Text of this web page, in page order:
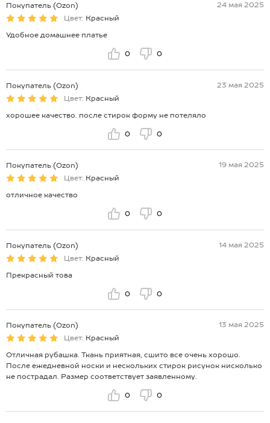
Покупатель (Ozon)
24 мая 2025
Цвет: Красный
Удобное домашнее платье
0 0
Покупатель (Ozon)
23 мая 2025
Цвет: Красный
хорошее качество. после стирок форму не потеляло
0 0
Покупатель (Ozon)
19 мая 2025
Цвет: Красный
отличное качество
0 0
Покупатель (Ozon)
14 мая 2025
Цвет: Красный
Прекрасный това
0 0
Покупатель (Ozon)
13 мая 2025
Цвет: Красный
Отличная рубашка. Ткань приятная, сшито все очень хорошо.
После ежедневной носки и нескольких стирок рисунок нисколько
не пострадал. Размер соответствует заявленному.
0 0